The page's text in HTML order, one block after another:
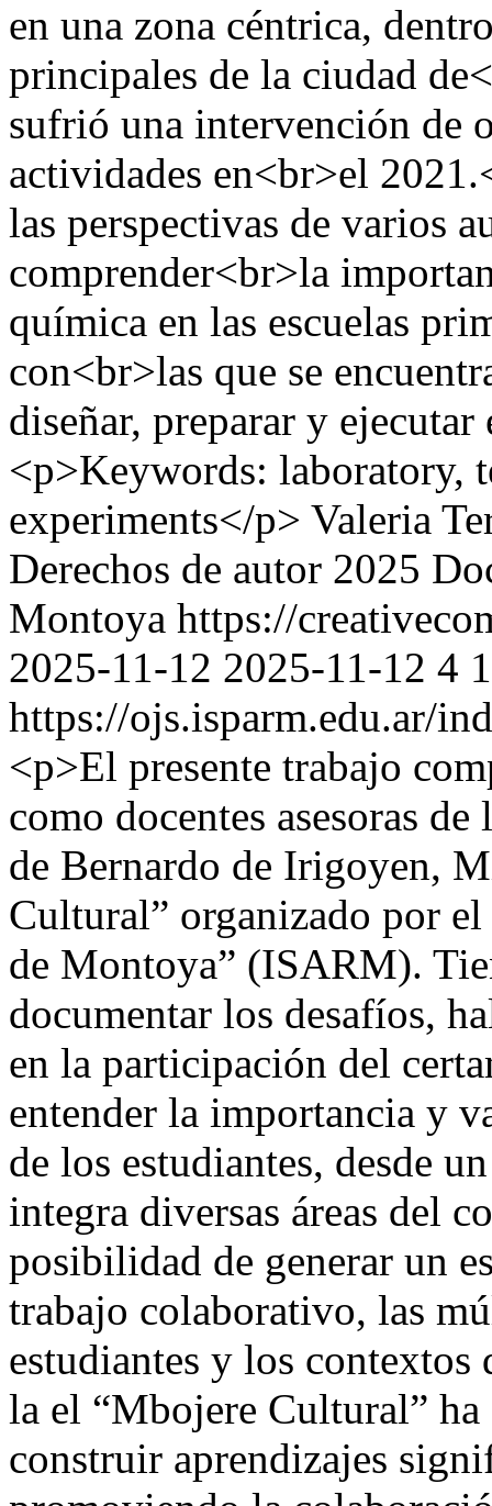
en una zona céntrica,
principales de la ciudad
sufrió una intervención de
actividades en<br>el
las perspectivas de varios
comprender<br>la
química en las escuelas
con<br>las que se
diseñar, preparar y
<p>Keywords: laboratory,
experiments</p> Valeria
Derechos de autor 2025
Montoya https://
2025-11-12 2025-11-12 4 1
https://ojs.isparm.edu.ar/
<p>El presente trabajo
como docentes asesoras
de Bernardo de Irigoyen,
Cultural” organizado por
de Montoya” (ISARM).
documentar los desafíos,
en la participación del
entender la importancia y
de los estudiantes, desde
integra diversas áreas del
posibilidad de generar un
trabajo colaborativo, las
estudiantes y los
la el “Mbojere Cultural”
construir aprendizajes